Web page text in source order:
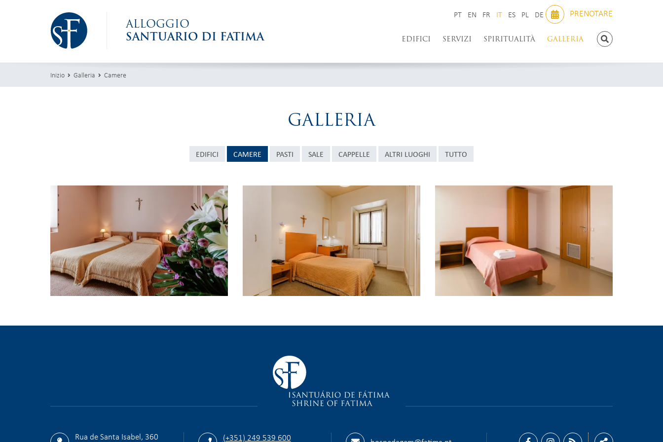
ALLOGGIO
SANTUARIO DI FATIMA
PTPTEN ENFR FRITIT ESESPL PLDE DE PRENOTARE
EDIFICI SERVIZI SPIRITUALITÀ GALLERIA
Inizio Galleria Camere
GALLERIA
EDIFICI CAMERE PASTI SALE CAPPELLE ALTRI LUOGHI TUTTO
Rua de Santa Isabel, 360
(+351) 249 539 600